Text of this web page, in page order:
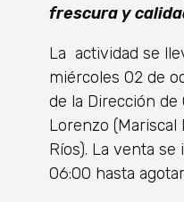
frescura y
La actividad se
miércoles 02 de
de la Dirección de
Lorenzo
Ríos). La venta
06:00 hasta